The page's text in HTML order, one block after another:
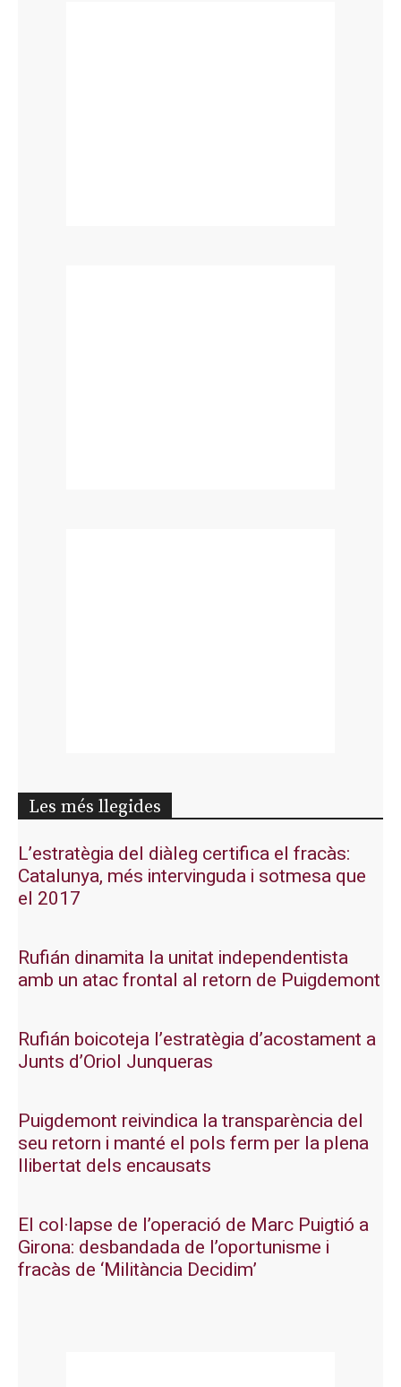
Les més llegides
L’estratègia del diàleg certifica el fracàs:
Catalunya, més intervinguda i sotmesa que
el 2017
Rufián dinamita la unitat independentista
amb un atac frontal al retorn de Puigdemont
Rufián boicoteja l’estratègia d’acostament a
Junts d’Oriol Junqueras
Puigdemont reivindica la transparència del
seu retorn i manté el pols ferm per la plena
llibertat dels encausats
El col·lapse de l’operació de Marc Puigtió a
Girona: desbandada de l’oportunisme i
fracàs de ‘Militància Decidim’